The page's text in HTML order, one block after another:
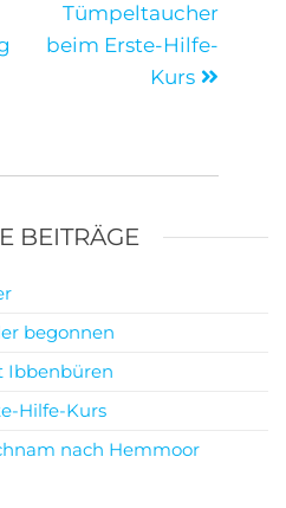
Tümpeltaucher
beim Erste-Hilfe-
Kurs
BEITRÄGE
begonnen
Ibbenbüren
Hilfe-Kurs
nach Hemmoor